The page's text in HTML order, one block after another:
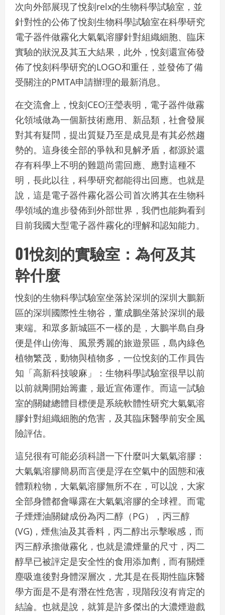
次向外部展現了悅刻relx的生物科學試驗室，並
針對性的公佈了悅刻生物科學試驗室在科學研究
電子器件做霧化大氣氣溶膠針對組織細胞、臨床
實驗的狀況及其五大結果，此外，悅刻還宣佈發
佈了悅刻科學研究的LOGO和重任，並發佈了備
受關注的PMTA申請辦理的最新消息。
在交流會上，悅刻CEO汪瑩表明，電子器件做霧
化領域做為一個新技術應用、新品類，社會發展
對其有疑問，提出質疑乃至是成見是有其必然趨
勢的。這身後全部的爭執和見解矛盾，都源於還
存有科學上不明的難題尚需回應、應對這種不
明，長此以往，科學研究都能得出回應。也就是
說，這是電子器件霧化器公司首次將其在生物科
學領域的進步發佈到外部世界，我們也能夠看到
目前我國大型電子器件霧化的理解和認知能力。
01悅刻的實驗室：為何及其
幹什麼
悅刻的生物科學試驗室坐落於深圳的深圳大鵬新
區的深圳國際性生物谷，董成鵬坐落於深圳的最
東端。和眾多新城區不一樣的是，大鵬半島自身
便是伴山傍海、風景秀麗的旅遊景區，島內綠色
植物繁茂，動物與植物多，一位悅刻的工作員告
知「高新科技唆麻」：生物科學試驗室很早以前
以前就剛開始籌畫，最近宣佈運作。而這一試驗
室的關鍵總體目標便是系統軟體性研究大氣氣溶
膠針對組織細胞的危害，及其臨床醫學前安全風
險評估。
這兒很有可能必須科譜一下什麼叫大氣氣溶膠：
大氣氣溶膠簡易而言便是浮在空氣中的固態和液
體顆粒物，大氣氣溶膠無所不在，可以說，大家
全部身體都會曝露在大氣氣溶膠的全球裡。而電
子煙煙油關鍵成份為丙二醇（PG），丙三醇
(VG)，煙焦油及其香料，丙二醇出示擊喉感，而
丙三醇承擔做霧化，也就是濃煙量的尺寸，丙二
醇早已被評定是安全性的食用添加劑，而有關煙
塵吸進後對身體深層次，尤其是在長期性臨床醫
學方面是不是有潛在性危害，現階段沒有肯定的
結論。也就是說，就算是許多傑出的大濃煙遊戲